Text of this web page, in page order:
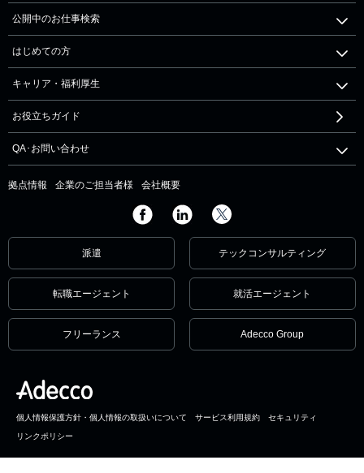
公開中のお仕事検索
はじめての方
キャリア・福利厚生
お役立ちガイド
QA･お問い合わせ
拠点情報 企業のご担当者様 会社概要
派遣 テックコンサルティング
転職エージェント 就活エージェント
フリーランス Adecco Group
個人情報保護方針・個人情報の取扱いについて サービス利用規約 セキュリティ
リンクポリシー